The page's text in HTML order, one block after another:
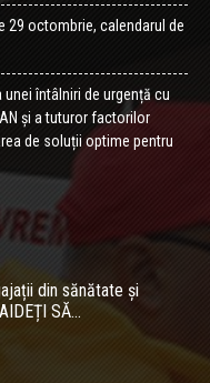
29 octombrie, calendarul de
unei întâlniri de urgență cu
și a tuturor factorilor
de soluții optime pentru
din sănătate și
SĂ...